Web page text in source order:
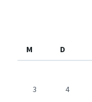
M
D
3
4